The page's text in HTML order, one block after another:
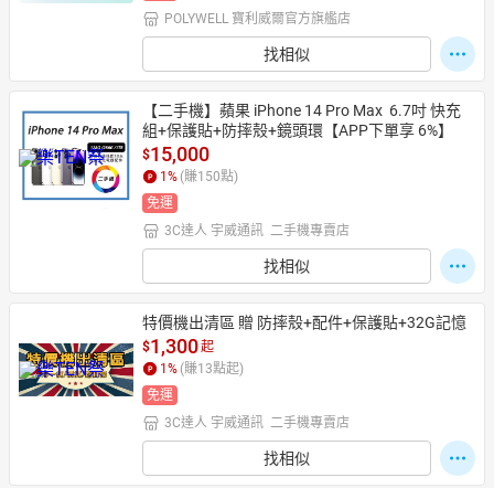
POLYWELL 寶利威爾官方旗艦店
找相似
【二手機】蘋果 iPhone 14 Pro Max  6.7吋 快充
組+保護貼+防摔殼+鏡頭環【APP下單享 6%】
$15,000
1 % (賺150點)
免運
3C達人 宇威通訊  二手機專賣店
找相似
特價機出清區 贈 防摔殼+配件+保護貼+32G記憶
$1,300起
1 % (賺13點起)
免運
3C達人 宇威通訊  二手機專賣店
找相似